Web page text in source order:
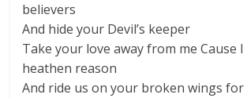
believers
And hide your Devil’s keeper
Take your love away from me Cause
heathen reason
And ride us on your broken wings for